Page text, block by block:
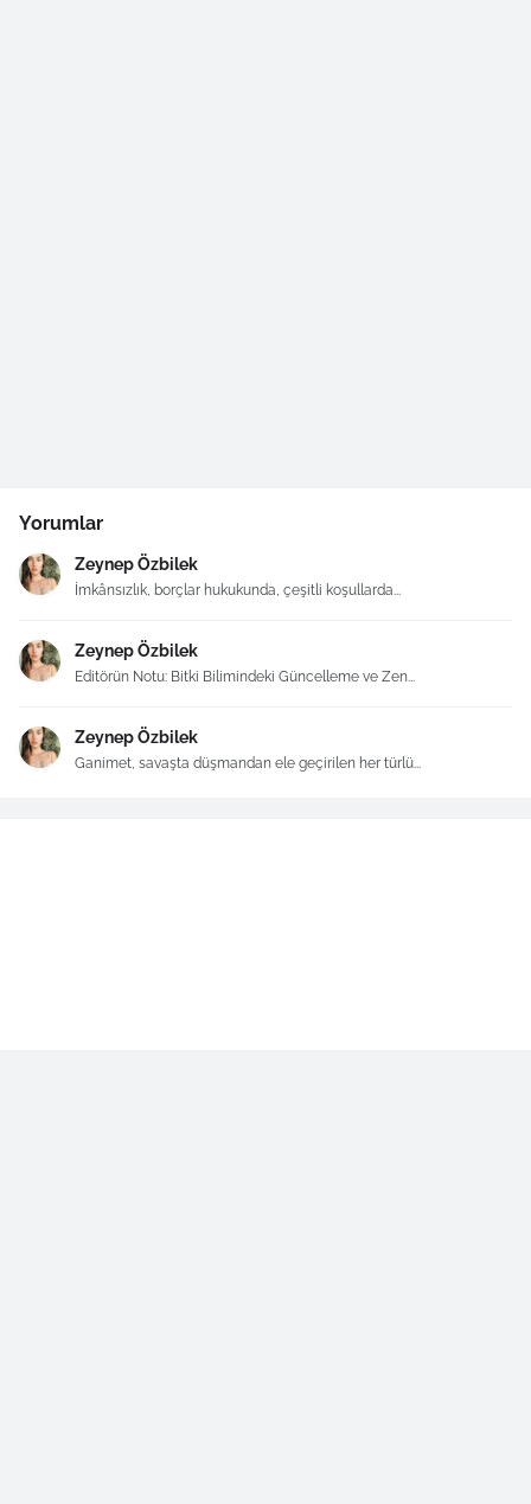
Yorumlar
Zeynep Özbilek
İmkânsızlık, borçlar hukukunda, çeşitli koşullarda...
Zeynep Özbilek
Editörün Notu: Bitki Bilimindeki Güncelleme ve Zen...
Zeynep Özbilek
Ganimet, savaşta düşmandan ele geçirilen her türlü...